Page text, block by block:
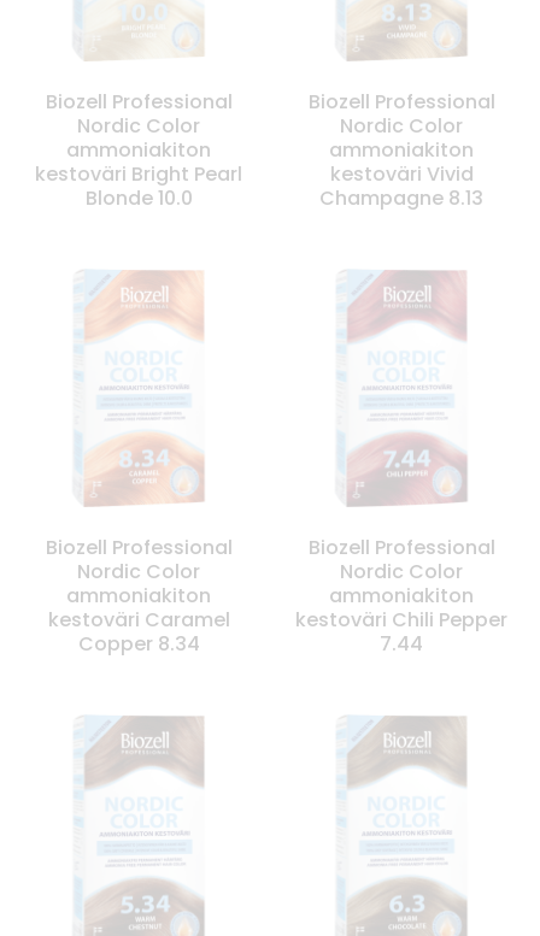
Biozell Professional
Nordic Color
ammoniakiton
kestoväri Bright Pearl
Blonde 10.0
Biozell Professional
Nordic Color
ammoniakiton
kestoväri Vivid
Champagne 8.13
Biozell Professional
Nordic Color
ammoniakiton
kestoväri Caramel
Copper 8.34
Biozell Professional
Nordic Color
ammoniakiton
kestoväri Chili Pepper
7.44